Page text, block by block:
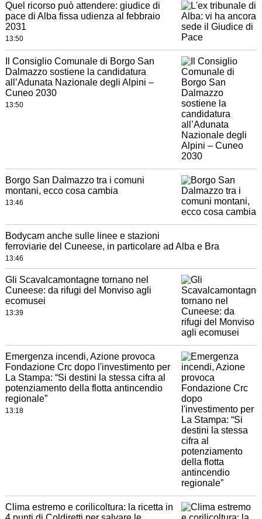
Quel ricorso può attendere: giudice di
pace di Alba fissa udienza al febbraio
2031
13:50
Il Consiglio Comunale di Borgo San
Dalmazzo sostiene la candidatura
all’Adunata Nazionale degli Alpini –
Cuneo 2030
13:50
Borgo San Dalmazzo tra i comuni
montani, ecco cosa cambia
13:46
Bodycam anche sulle linee e stazioni
ferroviarie del Cuneese, in particolare ad Alba e Bra
13:46
Gli Scavalcamontagne tornano nel
Cuneese: da rifugi del Monviso agli
ecomusei
13:39
Emergenza incendi, Azione provoca
Fondazione Crc dopo l'investimento per
La Stampa: “Si destini la stessa cifra al
potenziamento della flotta antincendio
regionale”
13:18
Clima estremo e corilicoltura: la ricetta in